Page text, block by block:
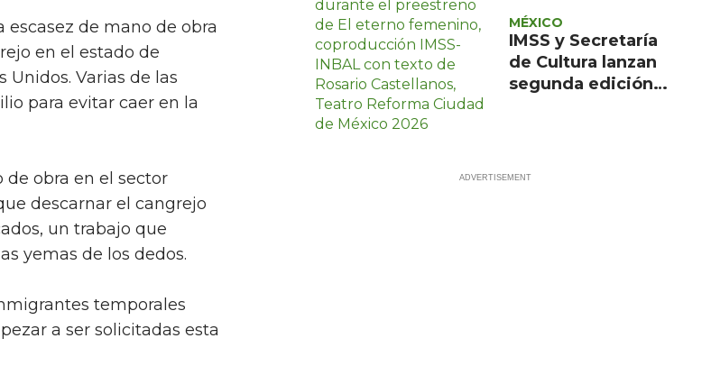
de mano de obra
en el estado de
Unidos. Varias de las
para evitar caer en la
obra en el sector
descarnar el cangrejo
un trabajo que
yemas de los dedos.
temporales
a ser solicitadas esta
MÉXICO
IMSS y Secretaría
de Cultura lanzan
segunda edición